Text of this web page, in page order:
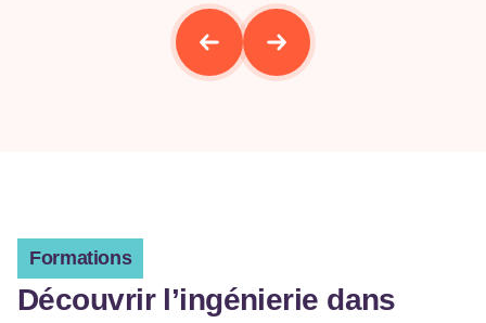
Formations
Découvrir l’ingénierie dans